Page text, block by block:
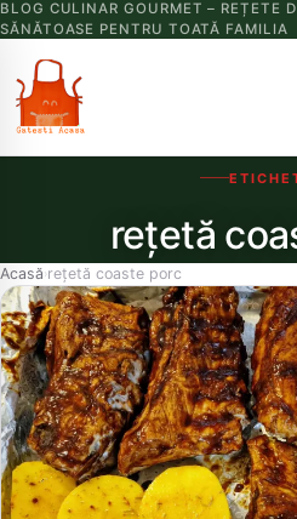
BLOG CULINAR GOURMET – REȚETE
SĂNĂTOASE PENTRU TOATĂ FAMILIA
rețetă
Acasă›rețetă coaste porc